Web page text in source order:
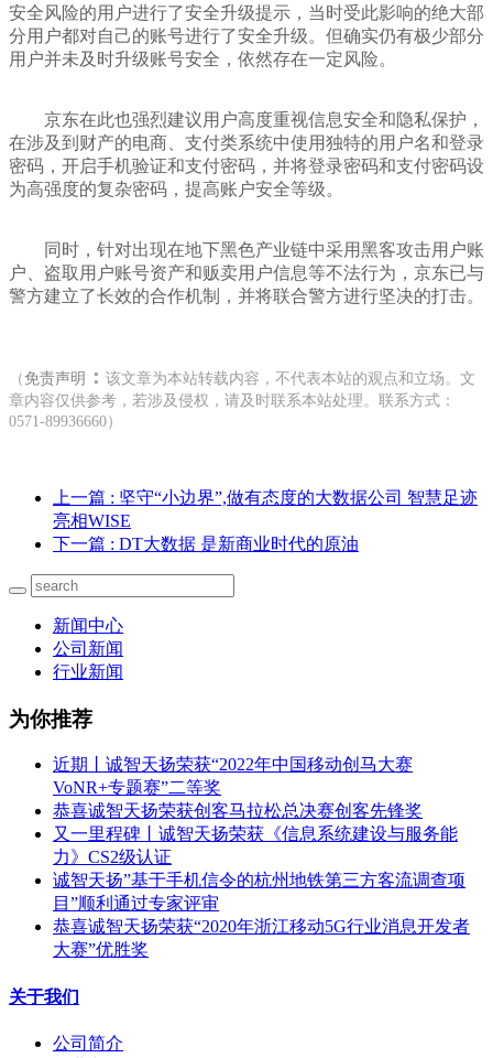
安全风险的用户进行了安全升级提示，当时受此影响的绝大部
分用户都对自己的账号进行了安全升级。但确实仍有极少部分
用户并未及时升级账号安全，依然存在一定风险。
京东在此也强烈建议用户高度重视信息安全和隐私保护，
在涉及到财产的电商、支付类系统中使用独特的用户名和登录
密码，开启手机验证和支付密码，并将登录密码和支付密码设
为高强度的复杂密码，提高账户安全等级。
同时，针对出现在地下黑色产业链中采用黑客攻击用户账
户、盗取用户账号资产和贩卖用户信息等不法行为，京东已与
警方建立了长效的合作机制，并将联合警方进行坚决的打击。
（ 免责声明 ： 该文章为本站转载内容，不代表本站的观点和立场。文
章内容仅供参考，若涉及侵权，请及时联系本站处理。联系方式：
0571-89936660）
上一篇 : 坚守“小边界”,做有态度的大数据公司 智慧足迹
亮相WISE
下一篇 : DT大数据 是新商业时代的原油
新闻中心
公司新闻
行业新闻
为你推荐
近期丨诚智天扬荣获“2022年中国移动创马大赛
VoNR+专题赛”二等奖
恭喜诚智天扬荣获创客马拉松总决赛创客先锋奖
又一里程碑丨诚智天扬荣获《信息系统建设与服务能
力》CS2级认证
诚智天扬”基于手机信令的杭州地铁第三方客流调查项
目”顺利通过专家评审
恭喜诚智天扬荣获“2020年浙江移动5G行业消息开发者
大赛”优胜奖
关于我们
公司简介